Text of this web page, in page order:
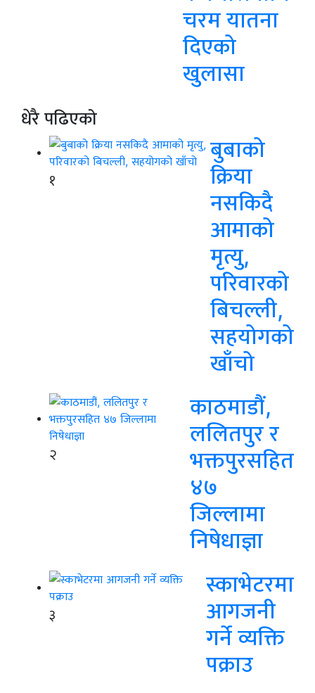
चरम यातना
दिएको
खुलासा
धेरै पढिएको
१
बुबाको
क्रिया
नसकिदै
आमाको
मृत्यु,
परिवारको
बिचल्ली,
सहयोगको
खाँचो
२
काठमाडौं,
ललितपुर र
भक्तपुरसहित
४७
जिल्लामा
निषेधाज्ञा
३
स्काभेटरमा
आगजनी
गर्ने व्यक्ति
पक्राउ